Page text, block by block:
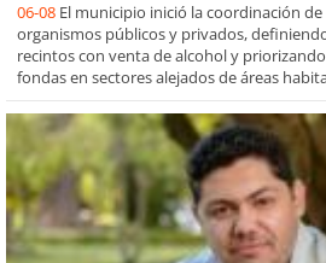
06-08 El municipio inició la coordinación
organismos públicos y privados,
recintos con venta de alcohol y
fondas en sectores alejados de áreas